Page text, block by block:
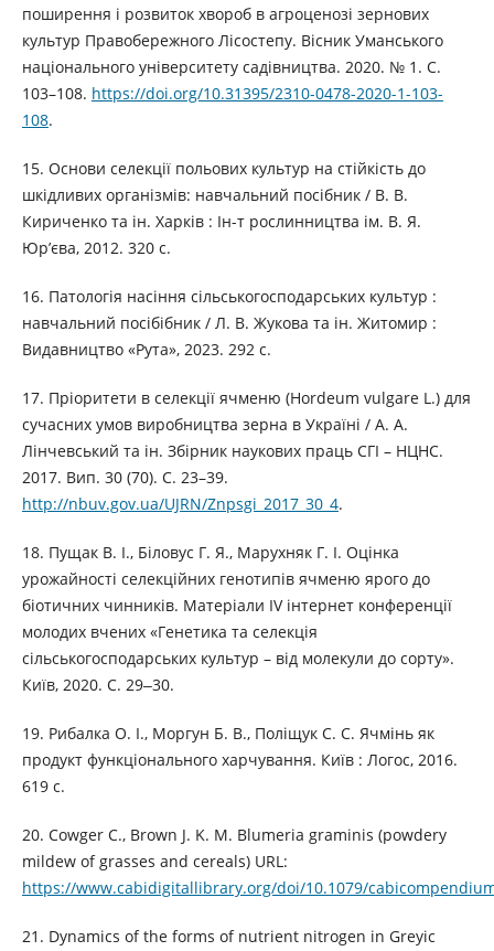
поширення і розвиток хвороб в агроценозі зернових
культур Правобережного Лісостепу. Вісник Уманського
національного університету садівництва. 2020. № 1. С.
103–108. https://doi.org/10.31395/2310-0478-2020-1-103-
108.
15. Основи селекції польових культур на стійкість до
шкідливих організмів: навчальний посібник / В. В.
Кириченко та ін. Харків : Ін-т рослинництва ім. В. Я.
Юр’єва, 2012. 320 с.
16. Патологія насіння сільськогосподарських культур :
навчальний посібібник / Л. В. Жукова та ін. Житомир :
Видавництво «Рута», 2023. 292 с.
17. Пріоритети в селекції ячменю (Hordeum vulgare L.) для
сучасних умов виробництва зерна в Україні / А. А.
Лінчевський та ін. Збірник наукових праць СГІ – НЦНС.
2017. Вип. 30 (70). С. 23–39.
http://nbuv.gov.ua/UJRN/Znpsgi_2017_30_4.
18. Пущак В. І., Біловус Г. Я., Марухняк Г. І. Оцінка
урожайності селекційних генотипів ячменю ярого до
біотичних чинників. Матеріали IV інтернет конференції
молодих вчених «Генетика та селекція
сільськогосподарських культур – від молекули до сорту».
Київ, 2020. С. 29‒30.
19. Рибалка О. І., Моргун Б. В., Поліщук С. С. Ячмінь як
продукт функціонального харчування. Київ : Логос, 2016.
619 с.
20. Cowger C., Brown J. K. M. Blumeria graminis (powdery
mildew of grasses and cereals) URL:
https://www.cabidigitallibrary.org/doi/10.1079/
21. Dynamics of the forms of nutrient nitrogen in Greyic